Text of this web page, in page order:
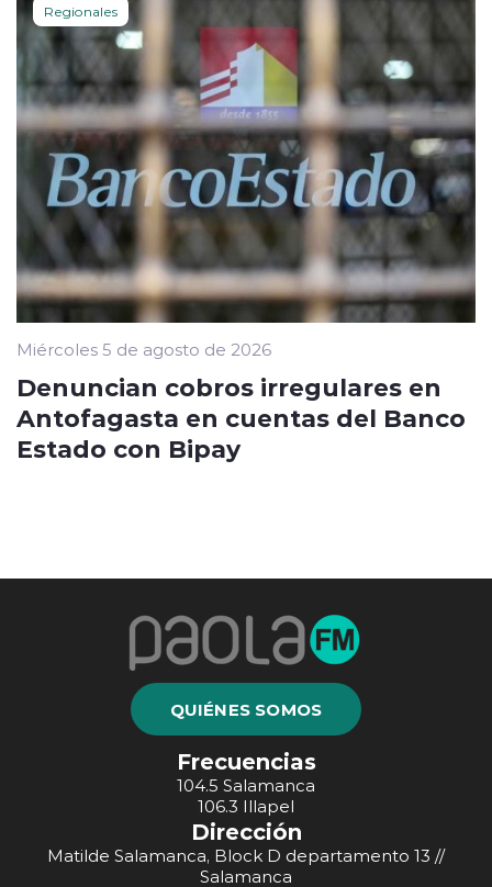
Regionales
Miércoles 5 de agosto de 2026
Denuncian cobros irregulares en
Antofagasta en cuentas del Banco
Estado con Bipay
QUIÉNES SOMOS
Frecuencias
104.5 Salamanca
106.3 Illapel
Dirección
Matilde Salamanca, Block D departamento 13 //
Salamanca